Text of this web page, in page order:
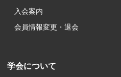
入会案内
会員情報変更・退会
学会について